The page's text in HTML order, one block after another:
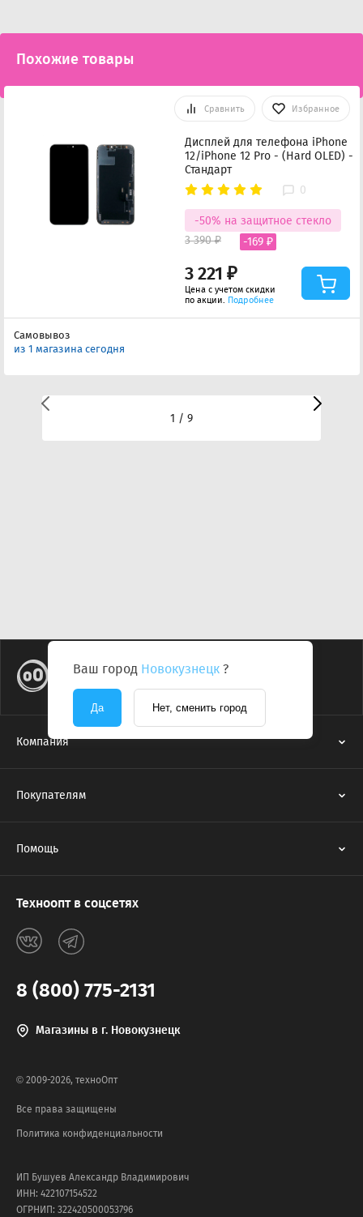
Похожие товары
Сравнить Избранное
Дисплей для телефона iPhone
12/iPhone 12 Pro - (Hard OLED) -
Стандарт
0
-50% на защитное стекло
3 221 ₽
3 390 ₽ -169 ₽
Цена с учетом скидки
по акции. Подробнее
Самовывоз
из 1 магазина сегодня
1 / 9
Ваш город Новокузнецк ?
Да Нет, сменить город
Компания
Покупателям
Помощь
Техноопт в соцсетях
8 (800) 775-2131
Магазины в г. Новокузнецк
© 2009-2026, техноОпт
Все права защищены
Политика конфиденциальности
ИП Бушуев Александр Владимирович
ИНН: 422107154522
ОГРНИП: 322420500053796